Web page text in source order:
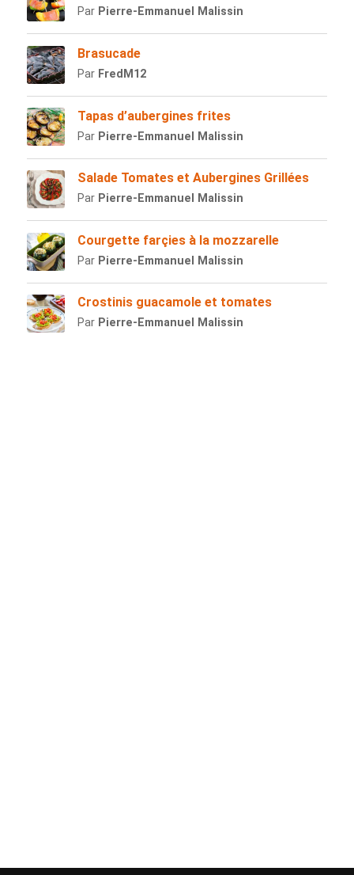
Par Pierre-Emmanuel Malissin
Brasucade
Par FredM12
Tapas d’aubergines frites
Par Pierre-Emmanuel Malissin
Salade Tomates et Aubergines Grillées
Par Pierre-Emmanuel Malissin
Courgette farçies à la mozzarelle
Par Pierre-Emmanuel Malissin
Crostinis guacamole et tomates
Par Pierre-Emmanuel Malissin